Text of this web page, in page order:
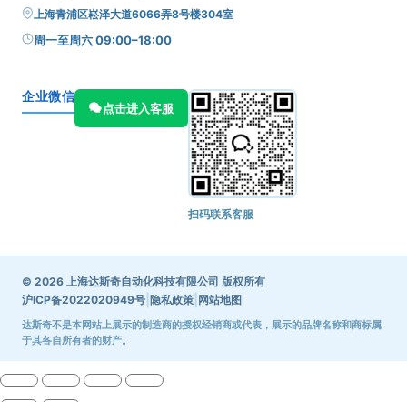
上海青浦区崧泽大道6066弄8号楼304室
周一至周六 09:00–18:00
企业微信
点击进入客服
扫码联系客服
© 2026 上海达斯奇自动化科技有限公司 版权所有
沪ICP备2022020949号 隐私政策 网站地图
达斯奇不是本网站上展示的制造商的授权经销商或代表，展示的品牌名称和商标属
于其各自所有者的财产。